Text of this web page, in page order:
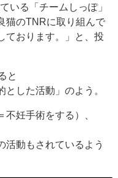
いる「チームしっぽ」
猫のTNRに取り組んで
ております。」と、投
と
とした活動」のよう。
妊手術をする）、
活動もされているよう